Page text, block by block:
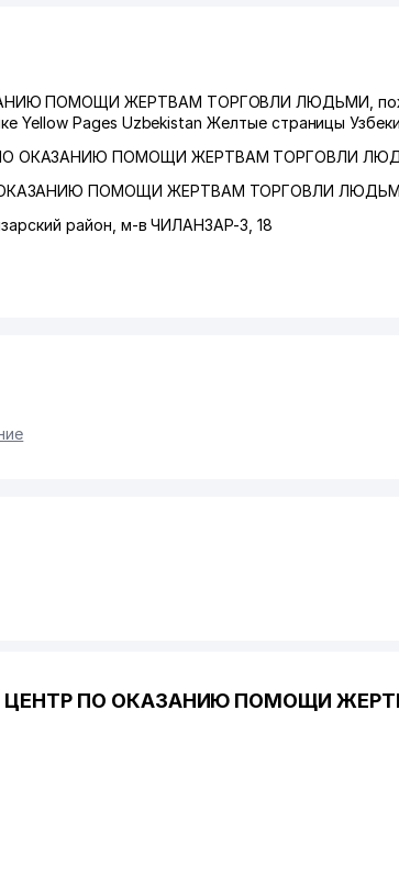
ПОМОЩИ ЖЕРТВАМ ТОРГОВЛИ ЛЮДЬМИ,
Yellow Pages Uzbekistan Желтые страницы
ОКАЗАНИЮ ПОМОЩИ ЖЕРТВАМ ТОРГОВЛИ
ПОМОЩИ ЖЕРТВАМ ТОРГОВЛИ
район м-в ЧИЛАНЗАР-3 , 18
ЦЕНТР ПО ОКАЗАНИЮ ПОМОЩИ